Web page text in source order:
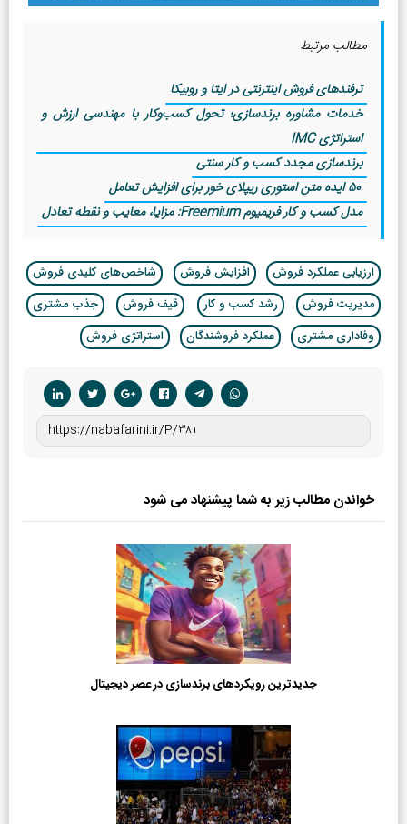
مطالب مرتبط
ترفندهای فروش اینترنتی در ایتا و روبیکا
خدمات مشاوره برندسازی؛ تحول کسب‌وکار با مهندسی ارزش و
استراتژی IMC
برندسازی مجدد کسب و کار سنتی
50 ایده متن استوری ریپلای خور برای افزایش تعامل
مدل کسب و کار فریمیوم Freemium: مزایا، معایب و نقطه تعادل
ارزیابی عملکرد فروش افزایش فروش
شاخص‌های کلیدی فروش
مدیریت فروش
رشد کسب و کار قیف فروش
جذب مشتری
وفاداری مشتری
عملکرد فروشندگان استراتژی فروش
خواندن مطالب زیر به شما پیشنهاد می شود
جدیدترین رویکردهای برندسازی در عصر دیجیتال